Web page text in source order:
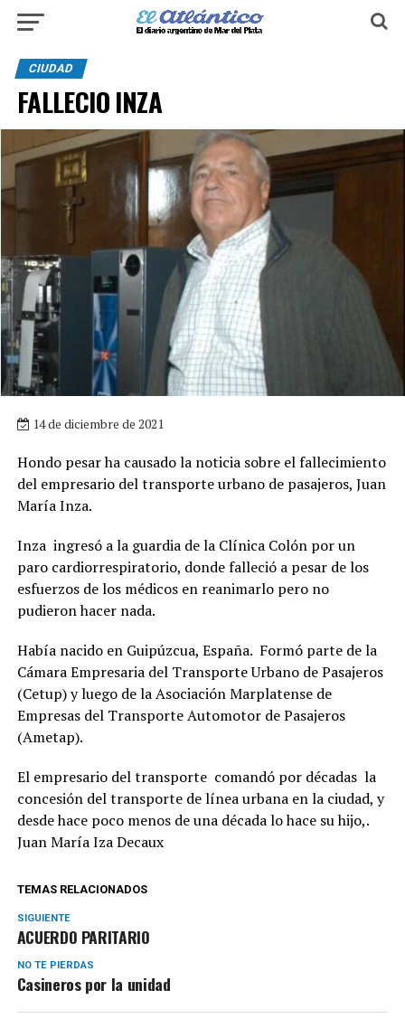
CIUDAD
FALLECIO INZA
14 de diciembre de 2021
Hondo pesar ha causado la noticia sobre el fallecimiento
del empresario del transporte urbano de pasajeros, Juan
María Inza.
Inza ingresó a la guardia de la Clínica Colón por un
paro cardiorrespiratorio, donde falleció a pesar de los
esfuerzos de los médicos en reanimarlo pero no
pudieron hacer nada.
Había nacido en Guipúzcua, España. Formó parte de la
Cámara Empresaria del Transporte Urbano de Pasajeros
(Cetup) y luego de la Asociación Marplatense de
Empresas del Transporte Automotor de Pasajeros
(Ametap).
El empresario del transporte comandó por décadas la
concesión del transporte de línea urbana en la ciudad, y
desde hace poco menos de una década lo hace su hijo,.
Juan María Iza Decaux
TEMAS RELACIONADOS
SIGUIENTE
ACUERDO PARITARIO
NO TE PIERDAS
Casineros por la unidad